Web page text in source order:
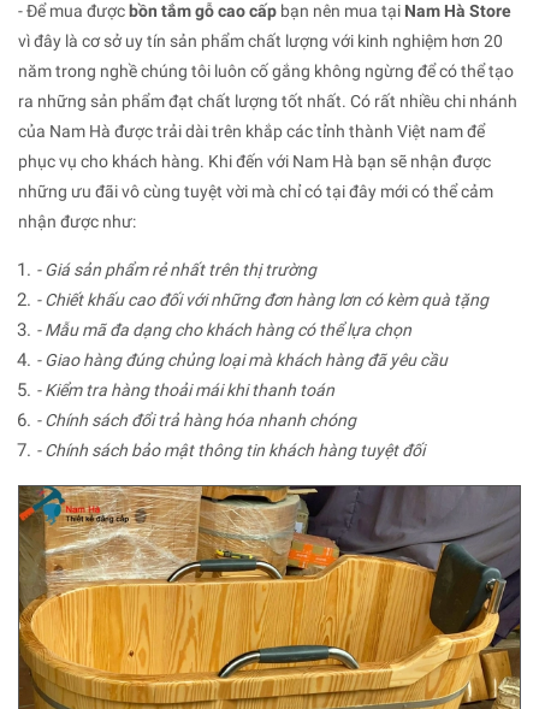
- Để mua được bồn tắm gỗ cao cấp bạn nên mua tại Nam Hà Store
vì đây là cơ sở uy tín sản phẩm chất lượng với kinh nghiệm hơn 20
năm trong nghề chúng tôi luôn cố gắng không ngừng để có thể tạo
ra những sản phẩm đạt chất lượng tốt nhất. Có rất nhiều chi nhánh
của Nam Hà được trải dài trên khắp các tỉnh thành Việt nam để
phục vụ cho khách hàng. Khi đến với Nam Hà bạn sẽ nhận được
những ưu đãi vô cùng tuyệt vời mà chỉ có tại đây mới có thể cảm
nhận được như:
- Giá sản phẩm rẻ nhất trên thị trường
- Chiết khấu cao đối với những đơn hàng lơn có kèm quà tặng
- Mẫu mã đa dạng cho khách hàng có thể lựa chọn
- Giao hàng đúng chủng loại mà khách hàng đã yêu cầu
- Kiểm tra hàng thoải mái khi thanh toán
- Chính sách đổi trả hàng hóa nhanh chóng
- Chính sách bảo mật thông tin khách hàng tuyệt đối